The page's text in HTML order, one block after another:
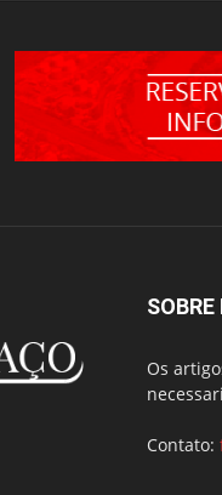
SOBRE
Os
Contato: